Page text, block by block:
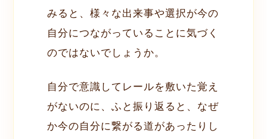
みると、様々な出来事や選択が今の
自分につながっていることに気づく
のではないでしょうか。
自分で意識してレールを敷いた覚え
がないのに、ふと振り返ると、なぜ
か今の自分に繋がる道があったりし